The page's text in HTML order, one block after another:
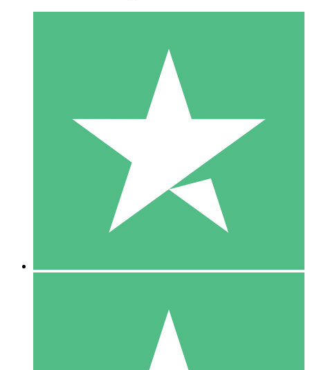
Individuelle Credit-Pakete
Zahlen Sie nach Bedarf mit Download-Credits. Keine
monatliche Verpflichtung erforderlich.
10 00
10 Downloads
20 00